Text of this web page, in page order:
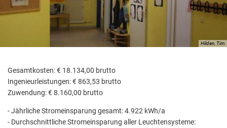
Hilden, Tim
Gesamtkosten: € 18.134,00 brutto
Ingenieurleistungen: € 863,53 brutto
Zuwendung: € 8.160,00 brutto
- Jährliche Stromeinsparung gesamt: 4.922 kWh/a
- Durchschnittliche Stromeinsparung aller Leuchtensysteme: